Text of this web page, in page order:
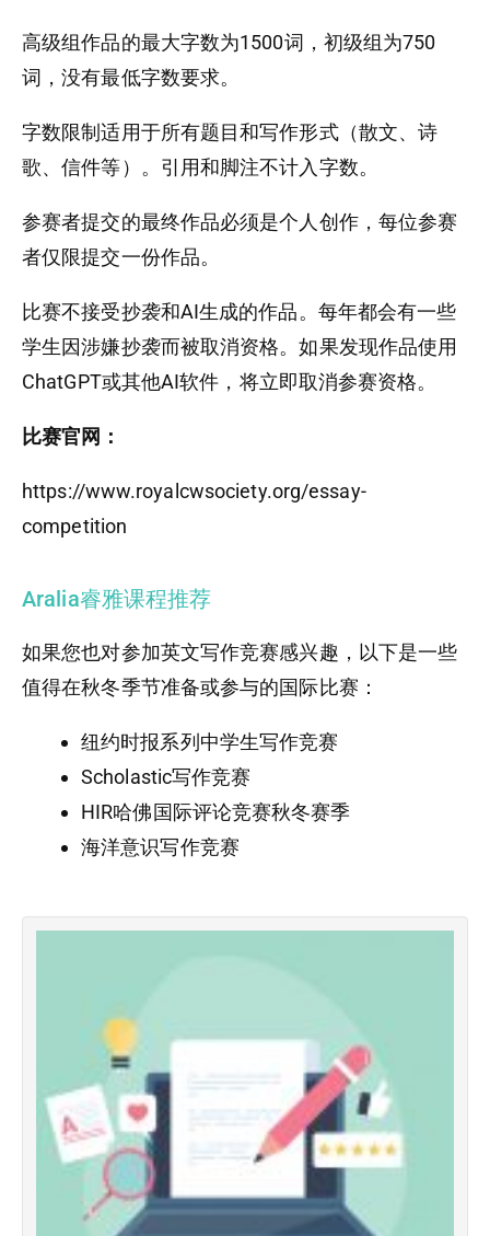
高级组作品的最大字数为1500词，初级组为750
词，没有最低字数要求。
字数限制适用于所有题目和写作形式（散文、诗
歌、信件等）。引用和脚注不计入字数。
参赛者提交的最终作品必须是个人创作，每位参赛
者仅限提交一份作品。
比赛不接受抄袭和AI生成的作品。每年都会有一些
学生因涉嫌抄袭而被取消资格。如果发现作品使用
ChatGPT或其他AI软件，将立即取消参赛资格。
比赛官网：
https://www.royalcwsociety.org/essay-
competition
Aralia睿雅课程推荐
如果您也对参加英文写作竞赛感兴趣，以下是一些
值得在秋冬季节准备或参与的国际比赛：
纽约时报系列中学生写作竞赛
Scholastic写作竞赛
HIR哈佛国际评论竞赛秋冬赛季
海洋意识写作竞赛